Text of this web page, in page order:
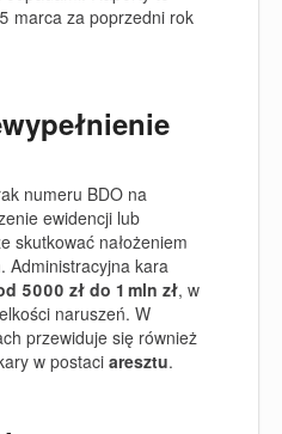
marca za poprzedni rok
numeru BDO na
ewidencji lub
skutkować nałożeniem
Administracyjna kara
5000 zł do 1 mln zł, w
naruszeń. W
przewiduje się również
w postaci aresztu.